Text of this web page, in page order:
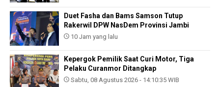
Duet Fasha dan Bams Samson Tutup
Rakerwil DPW NasDem Provinsi Jambi
10 Jam yang lalu
Kepergok Pemilik Saat Curi Motor, Tiga
Pelaku Curanmor Ditangkap
Sabtu, 08 Agustus 2026 - 14:10:35 WIB